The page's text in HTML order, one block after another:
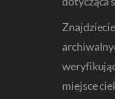
miejsce